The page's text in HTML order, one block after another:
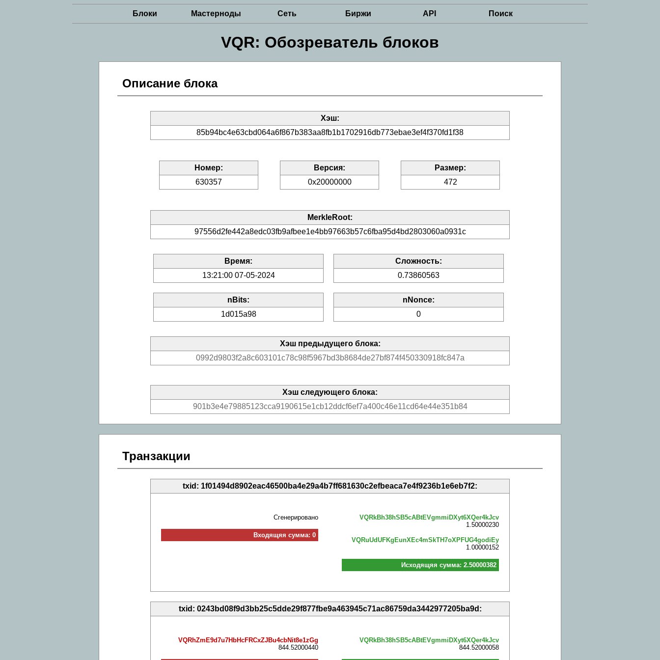
Блоки Мастерноды Сеть Биржи API Поиск
VQR: Обозреватель блоков
Описание блока
Хэш:
85b94bc4e63cbd064a6f867b383aa8fb1b1702916db773ebae3ef4f370fd1f38
Номер:
630357
Версия:
0x20000000
Размер:
472
MerkleRoot:
97556d2fe442a8edc03fb9afbee1e4bb97663b57c6fba95d4bd2803060a0931c
Время:
13:21:00 07-05-2024
Сложность:
0.73860563
nBits:
1d015a98
nNonce:
0
Хэш предыдущего блока:
0992d9803f2a8c603101c78c98f5967bd3b8684de27bf874f450330918fc847a
Хэш следующего блока:
901b3e4e79885123cca9190615e1cb12ddcf6ef7a400c46e11cd64e44e351b84
Транзакции
txid: 1f01494d8902eac46500ba4e29a4b7ff681630c2efbeaca7e4f9236b1e6eb7f2:
Сгенерировано
Входящяя сумма: 0
VQRkBh38hSB5cABtEVgmmiDXyt6XQer4kJcv
1.50000230
VQRuUdUFKgEunXEc4mSkTH7oXPFUG4godiEy
1.00000152
Исходящяя сумма: 2.50000382
txid: 0243bd08f9d3bb25c5dde29f877fbe9a463945c71ac86759da3442977205ba9d:
VQRhZmE9d7u7HbHcFRCxZJBu4cbNit8e1zGg
844.52000440
VQRkBh38hSB5cABtEVgmmiDXyt6XQer4kJcv
844.52000058